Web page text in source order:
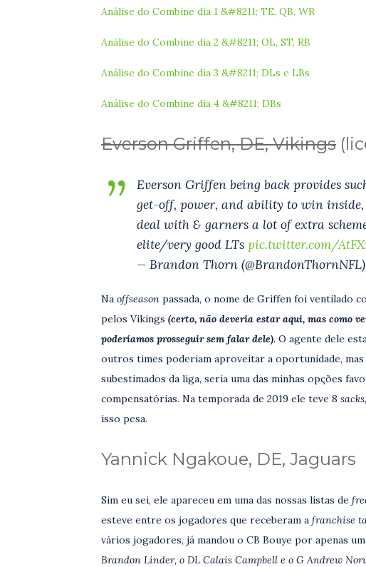
Análise do Combine dia 1 &#8211; TE, QB, WR
Análise do Combine dia 2 &#8211; OL, ST, RB
Análise do Combine dia 3 &#8211; DLs e LBs
Análise do Combine dia 4 &#8211; DBs
Everson Griffen, DE, Vikings
Everson Griffen being back provides
get-off, power, and ability to win
deal with & garners a lot of extra
elite/very good LTs pic.twitter.com/
— Brandon Thorn (@BrandonThornNFL)
Na offseason passada, o nome de Griffen foi ventilado
pelos Vikings (certo, não deveria estar aqui, mas como
poderíamos prosseguir sem falar dele). O agente dele
outros times poderiam aproveitar a oportunidade,
subestimados da liga, seria uma das minhas opções
compensatórias. Na temporada de 2019 ele teve 8 sacks,
isso pesa.
Yannick Ngakoue, DE, Jaguars
Sim eu sei, ele apareceu em uma das nossas listas de
esteve entre os jogadores que receberam a franchise
vários jogadores, já mandou o CB Bouye por apenas
Brandon Linder, o DL Calais Campbell e o G Andrew